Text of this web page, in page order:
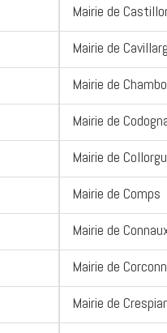
Mairie de
Mairie de
Mairie de
Mairie de
Mairie de
Mairie de Comps
Mairie de
Mairie de
Mairie de